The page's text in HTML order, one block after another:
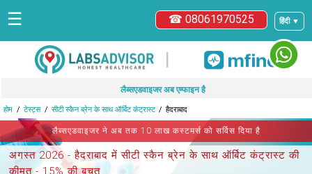
हिंदी ▼
☎ 08061970525
☰
|
लैब्सएडवाइजर अब एम्फाइन है
होम टेस्ट्स सीटी स्कैन ब्रेन के साथ ऑर्बिट कंट्रास्ट हैदराबाद
लैब्सएडवाइजर ने अब तक 10 लाख कस्टमर्स को सर्विस दिया है
अगस्त 2026 -हैदराबाद में सीटी स्कैन ब्रेन के साथ ऑर्बिट कंट्रास्ट की
कीमत - 15% की बचत